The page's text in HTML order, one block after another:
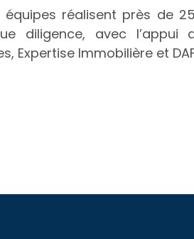
équipes réalisent près de
diligence, avec l’appui
Expertise Immobilière et